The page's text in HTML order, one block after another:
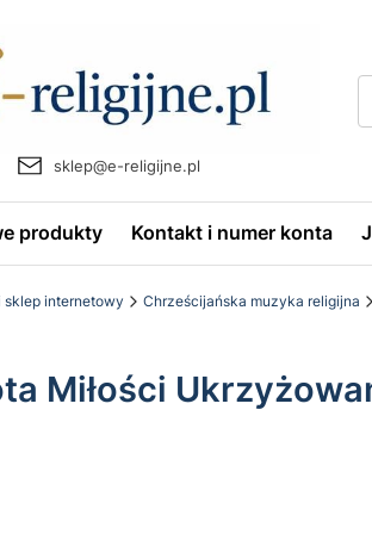
sklep@e-religijne.pl
produkty Kontakt i numer konta
internetowy Chrześcijańska muzyka religijna
Miłości